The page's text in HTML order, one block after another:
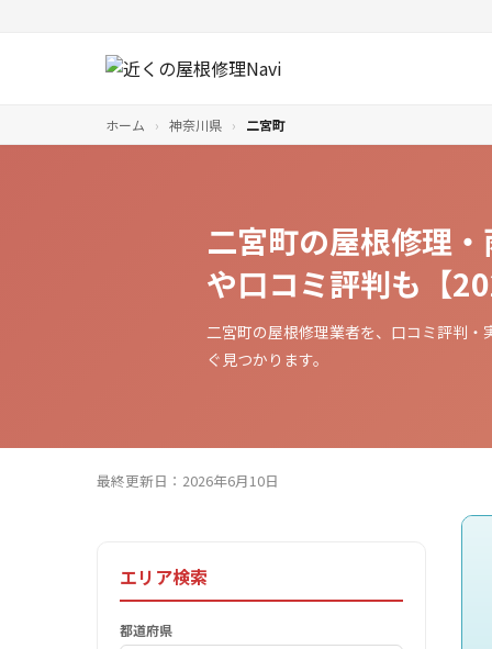
ホーム › 神奈川県 › 二宮町
二宮町の屋根修理
や口コミ評判も【
二宮町の屋根修理業者を、口コミ評判
ぐ見つかります。
最終更新日：2026年6月10日
エリア検索
都道府県